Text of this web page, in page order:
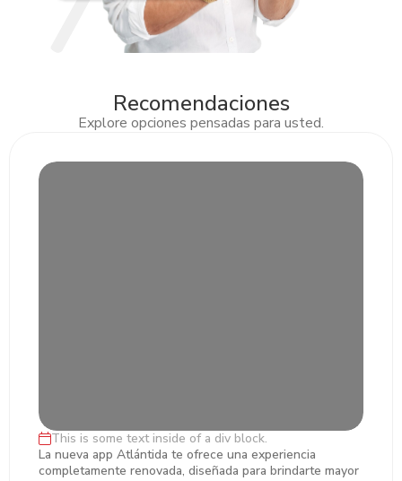
Recomendaciones
Explore opciones pensadas para usted.
Lorem ipsum dolor sit amet, ectetur
adipiscing
This is some text inside of a div block.
La nueva app Atlántida te ofrece una experiencia
completamente renovada, diseñada para brindarte mayor